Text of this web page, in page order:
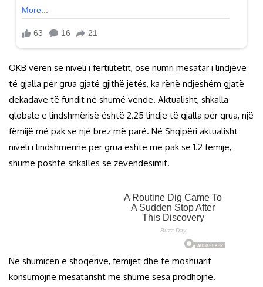
OKB vëren se niveli i fertilitetit, ose numri mesatar i lindjeve
të gjalla për grua gjatë gjithë jetës, ka rënë ndjeshëm gjatë
dekadave të fundit në shumë vende. Aktualisht, shkalla
globale e lindshmërisë është 2.25 lindje të gjalla për grua, një
fëmijë më pak se një brez më parë. Në Shqipëri aktualisht
niveli i lindshmërinë për grua është më pak se 1.2 fëmijë,
shumë poshtë shkallës së zëvendësimit.
Në shumicën e shoqërive, fëmijët dhe të moshuarit
konsumojnë mesatarisht më shumë sesa prodhojnë.